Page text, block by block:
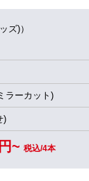
ズ)）
ラーカット)
)
~ 税込/4本